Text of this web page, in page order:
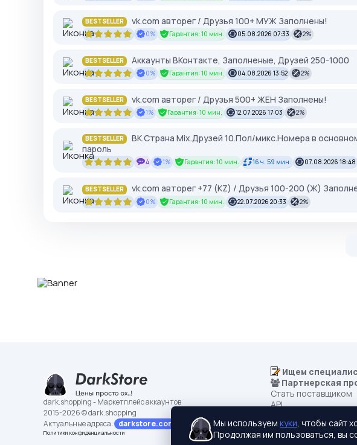
BESTSELLER vk.com авторег / Друзья 100+ МУЖ Заполнены!
0% Гарантия: 10 мин. 05.08.2026 07:33 2%
BESTSELLER Аккаунты ВКонтакте, Заполненые, Друзей 250-1000
0% Гарантия: 10 мин. 04.08.2026 13:52 2%
BESTSELLER vk.com авторег / Друзья 500+ ЖЕН Заполнены!
1% Гарантия: 10 мин. 12.07.2026 17:03 2%
BESTSELLER
ВК.Страна Mix.Друзей 10.Пол/микс.Номера в
пароль
4 1% Гарантия: 10 мин. 16 ч. 59 мин. 07.08.2026 18:48
BESTSELLER vk.com авторег +77 (KZ) / Друзья 100-200 (Ж)
0% Гарантия: 10 мин. 22.07.2026 20:33 2%
dark.shopping - Маркетплейс аккаунтов
2015-2026 © dark.shopping
Актуальные адреса:
darkstore.contact
Политики конфиденциальности
Ищем
Партнерская
Стать поставщиком
API
Купить рекламу
Лучшее
Мы используем куки, чтобы сайт
Продолжая им пользоваться, вы